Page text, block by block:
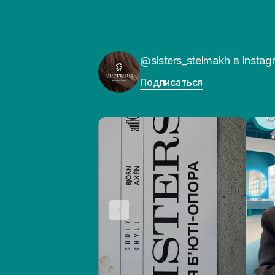
@sisters_stelmakh в
Подписаться